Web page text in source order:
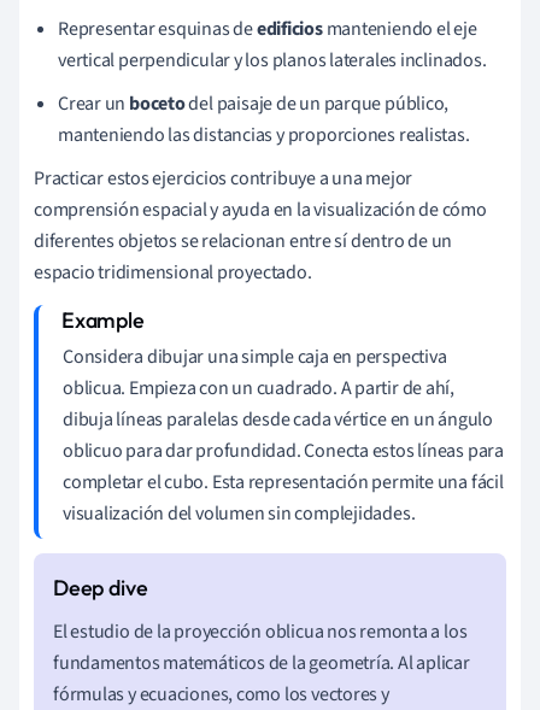
Representar esquinas deedificiosmanteniendo el eje
vertical perpendicular y los planos laterales inclinados.
Crear un bocetodel paisaje de un parque público,
manteniendo las distancias y proporciones realistas.
Practicar estos ejercicios contribuye a una mejor
comprensión espacial y ayuda en la visualización de cómo
diferentes objetos se relacionan entre sí dentro de un
espacio tridimensional proyectado.
Considera dibujar una simple caja en perspectiva
oblicua. Empieza con un cuadrado. A partir de ahí,
dibuja líneas paralelas desde cada vértice en un ángulo
oblicuo para dar profundidad. Conecta estos líneas para
completar el cubo. Esta representación permite una fácil
visualización del volumen sin complejidades.
El estudio de la proyección oblicua nos remonta a los
fundamentos matemáticos de la geometría. Al aplicar
fórmulas y ecuaciones, como los vectores y